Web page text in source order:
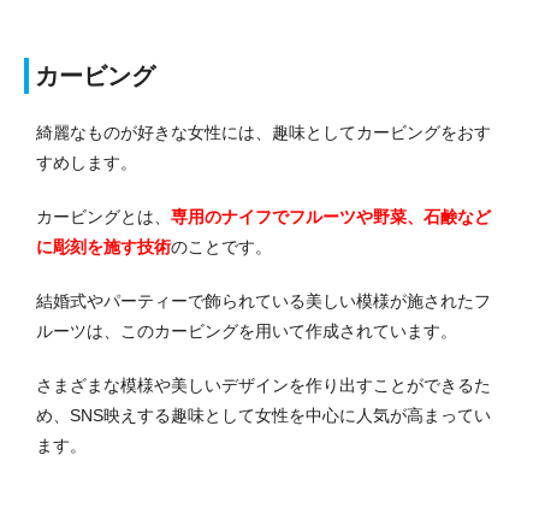
カービング
綺麗なものが好きな女性には、趣味としてカービングをおす
すめします。
カービングとは、 専用のナイフでフルーツや野菜、石鹸など
に彫刻を施す技術のことです。
結婚式やパーティーで飾られている美しい模様が施されたフ
ルーツは、このカービングを用いて作成されています。
さまざまな模様や美しいデザインを作り出すことができるた
め、SNS映えする趣味として女性を中心に人気が高まってい
ます。